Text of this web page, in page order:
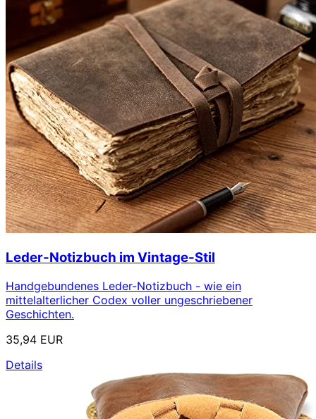
Leder-Notizbuch im Vintage-Stil
Handgebundenes Leder-Notizbuch - wie ein
mittelalterlicher Codex voller ungeschriebener
Geschichten.
35,94 EUR
Details